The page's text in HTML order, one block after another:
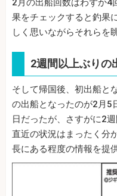
2月の出船回数はわずか4
果をチェックすると釣果
しく思いながらそれらを
2週間以上ぶりの
そして帰国後、初出船と
の出船となったのが2月5
日だったが、さすがに2
直近の状況はまったく分
長にある程度の情報を提